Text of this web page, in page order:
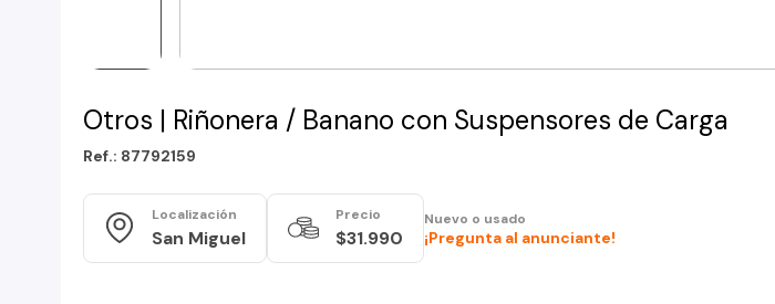
Otros | Riñonera / Banano con Suspensores de Carga
Ref.: 87792159
Localización
San Miguel
Precio
$31.990
Nuevo o usado
¡Pregunta al anunciante!